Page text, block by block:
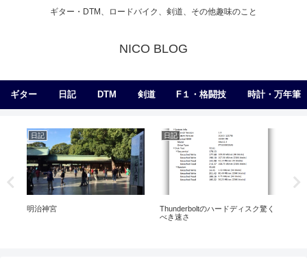
ギター・DTM、ロードバイク、剣道、その他趣味のこと
NICO BLOG
ギター 日記 DTM 剣道 F１・格闘技 時計・万年筆
日記
明治神宮
日記
Thunderboltのハードディスク驚く
べき速さ